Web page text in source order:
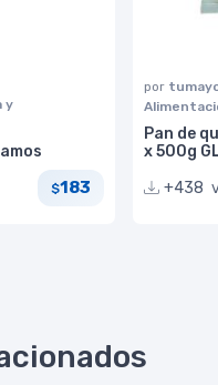
y
$183
por
Pan de
x 500g
+438